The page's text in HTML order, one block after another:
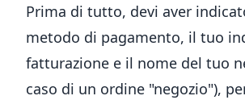
Prima di tutto, devi aver
metodo di pagamento, il tuo
fatturazione e il nome del tuo
caso di un ordine "negozio"),